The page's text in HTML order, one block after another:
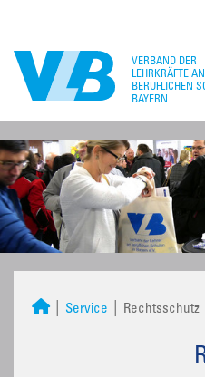
Service Rechtsschutz